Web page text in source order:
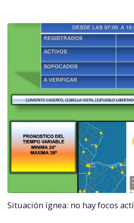
Situación ígnea: no hay focos